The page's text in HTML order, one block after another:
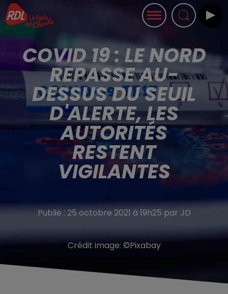
COVID 19 : LE NORD
REPASSE AU-
DESSUS DU SEUIL
D'ALERTE, LES
AUTORITÉS
RESTENT
VIGILANTES
Publié : 25 octobre 2021 à 19h25 par JD
Crédit image: ©Pixabay